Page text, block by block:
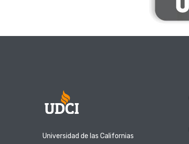
Universidad de las Californias